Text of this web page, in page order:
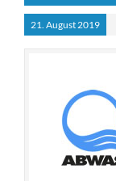
21. August2019